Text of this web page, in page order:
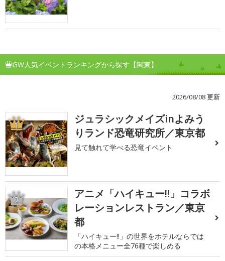
GW人気イベントランキングから探す【関東】
2026/08/08 更新
1
ジュラシックメイズinよみう
りランド恐竜研究所／東京都
見て触れて学べる恐竜イベント
2
アニメ「ハイキュー!!」コラボ
レーションレストラン／東京
都
「ハイキュー!!」の世界をホテルならでは
の本格メニュー全76種で楽しめる